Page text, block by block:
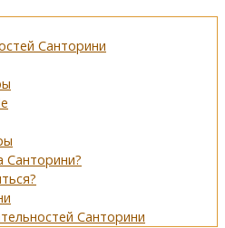
Санторини
Санторини?
Санторини